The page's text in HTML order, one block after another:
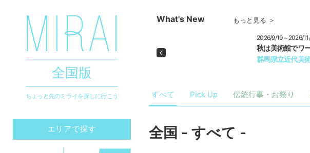
全国版
ちょっと先のミライを探しに行こう
エリアで探す
What's New もっと見る ＞
2026/9/19～2026/11/8
秋は美術館でワークショップ！
群馬県立近代美術館 こども＋おとな秋の美術館…
Previous
すべて Pick Up 伝統行事・お祭り
全国 - すべて -